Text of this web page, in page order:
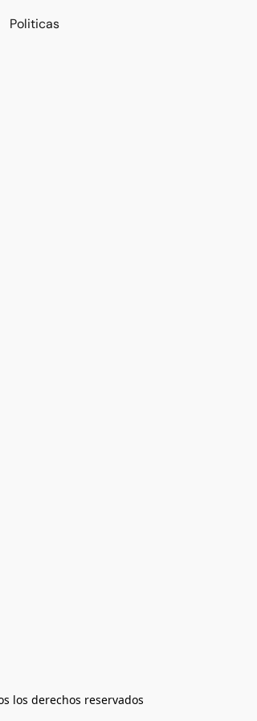
Politicas
los derechos reservados